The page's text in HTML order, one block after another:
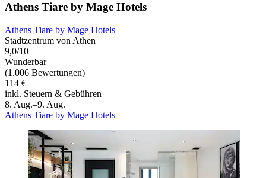
Athens Tiare by Mage Hotels
Athens Tiare by Mage Hotels
Stadtzentrum von Athen
9,0/10
Wunderbar
(1.006 Bewertungen)
114 €
inkl. Steuern & Gebühren
8. Aug.–9. Aug.
Athens Tiare by Mage Hotels